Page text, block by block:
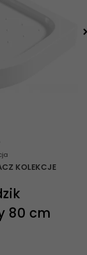
KOLEKCJE
80 cm